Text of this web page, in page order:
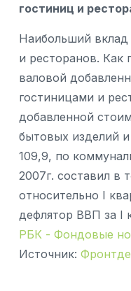
гостиниц и
Наибольший вклад
и ресторанов. Как
валовой
гостиницами и
добавленной
бытовых изделий
109,9, по
2007г. составил в
относительно I
дефлятор ВВП за I
РБК - Фондовые
Источник: